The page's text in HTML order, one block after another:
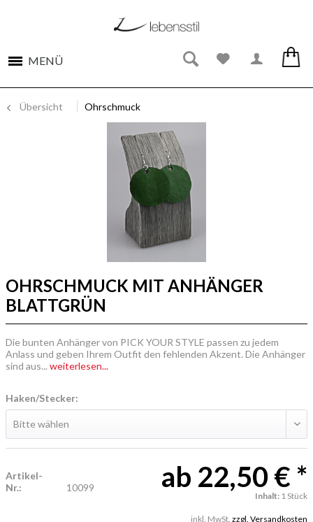
MENÜ
Übersicht Ohrschmuck
OHRSCHMUCK MIT ANHÄNGER
BLATTGRÜN
Die bunten Anhänger von PICK YOUR STYLE passen zu jedem
Anlass und geben Ihrem Outfit den fehlenden Akzent. Die Anhänger
sind aus... weiterlesen...
Haken/Stecker:
Artikel-
Nr.:
10099 ab 22,50 € *
Inhalt: 1 Stück
inkl. MwSt. zzgl. Versandkosten